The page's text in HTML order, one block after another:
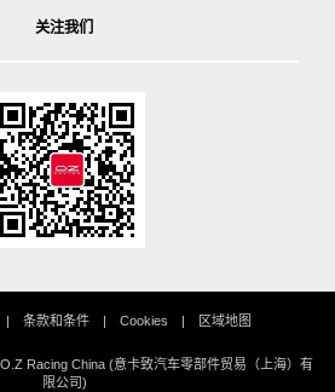
关注我们
条款和条件 Cookies 区域地图
Racing China (意卡致汽车零部件贸易（上海）有
限公司)